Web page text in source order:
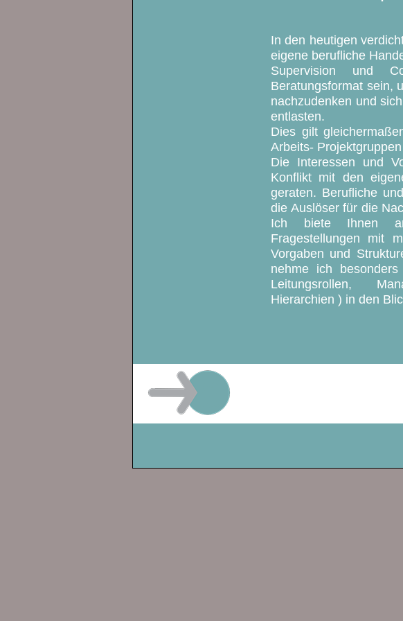
In den heutigen
eigene berufliche
Supervision und
Beratungsformat sein,
nachzudenken und
entlasten.
Dies gilt
Arbeits-
Die Interessen und
Konflikt mit den
geraten. Berufliche
die Auslöser für die
Ich biete Ihnen
Fragestellungen mit
Vorgaben und
nehme ich
Leitungsrollen,
Hierarchien ) in den